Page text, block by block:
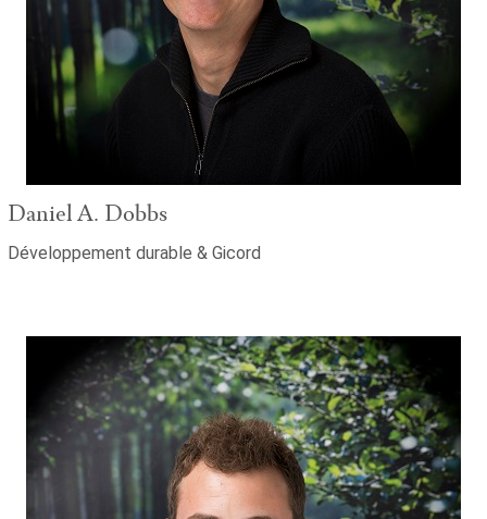
Daniel A. Dobbs
Développement durable & Gicord